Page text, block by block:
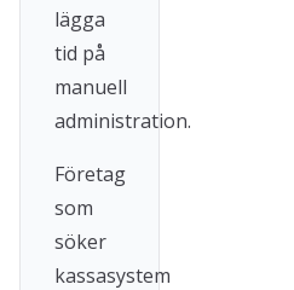
lägga
tid på
manuell
administration.
Företag
som
söker
kassasystem